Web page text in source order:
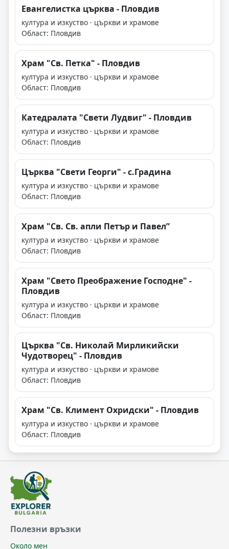
Евангелистка църква - Пловдив
култура и изкуство · църкви и храмове
Област: Пловдив
Храм "Св. Петка" - Пловдив
култура и изкуство · църкви и храмове
Област: Пловдив
Катедралата "Свети Лудвиг" - Пловдив
култура и изкуство · църкви и храмове
Област: Пловдив
Църква "Свети Георги" - с.Градина
култура и изкуство · църкви и храмове
Област: Пловдив
Храм "Св. Св. апли Петър и Павел”
култура и изкуство · църкви и храмове
Област: Пловдив
Храм "Свето Преображение Господне" -
Пловдив
култура и изкуство · църкви и храмове
Област: Пловдив
Църква "Св. Николай Мирликийски
Чудотворец" - Пловдив
култура и изкуство · църкви и храмове
Област: Пловдив
Храм "Св. Климент Охридски" - Пловдив
култура и изкуство · църкви и храмове
Област: Пловдив
Полезни връзки
Около мен